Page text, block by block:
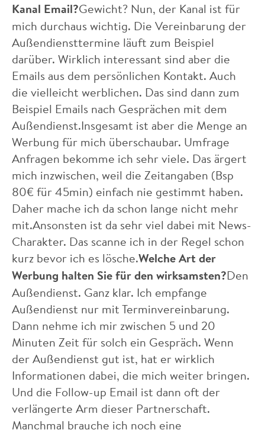
Kanal Email?Gewicht? Nun, der Kanal ist für
mich durchaus wichtig. Die Vereinbarung der
Außendiensttermine läuft zum Beispiel
darüber. Wirklich interessant sind aber die
Emails aus dem persönlichen Kontakt. Auch
die vielleicht werblichen. Das sind dann zum
Beispiel Emails nach Gesprächen mit dem
Außendienst.Insgesamt ist aber die Menge an
Werbung für mich überschaubar. Umfrage
Anfragen bekomme ich sehr viele. Das ärgert
mich inzwischen, weil die Zeitangaben (Bsp
80€ für 45min) einfach nie gestimmt haben.
Daher mache ich da schon lange nicht mehr
mit.Ansonsten ist da sehr viel dabei mit News-
Charakter. Das scanne ich in der Regel schon
kurz bevor ich es lösche.Welche Art der
Werbung halten Sie für den wirksamsten?Den
Außendienst. Ganz klar. Ich empfange
Außendienst nur mit Terminvereinbarung.
Dann nehme ich mir zwischen 5 und 20
Minuten Zeit für solch ein Gespräch. Wenn
der Außendienst gut ist, hat er wirklich
Informationen dabei, die mich weiter bringen.
Und die Follow-up Email ist dann oft der
verlängerte Arm dieser Partnerschaft.
Manchmal brauche ich noch eine